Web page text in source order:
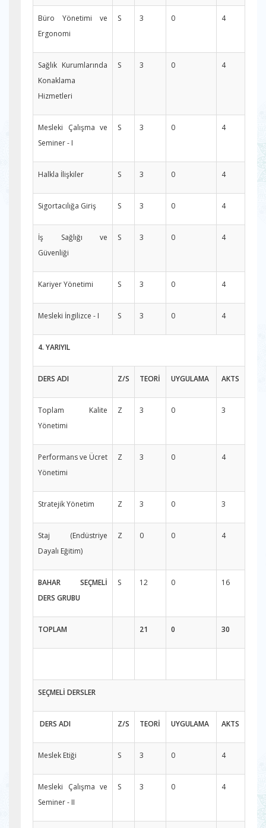
Büro Yönetimi ve
Ergonomi
S 3 0 4
Sağlık Kurumlarında
Konaklama
Hizmetleri
S 3 0 4
Mesleki Çalışma ve
Seminer - I
S 3 0 4
Halkla İlişkiler S 3 0 4
Sigortacılığa Giriş S 3 0 4
İş Sağlığı ve
Güvenliği
S 3 0 4
Kariyer Yönetimi S 3 0 4
Mesleki İngilizce - I S 3 0 4
4. YARIYIL
DERS ADI Z/S TEORİ UYGULAMA AKTS
Toplam Kalite
Yönetimi
Z 3 0 3
Performans ve Ücret
Yönetimi
Z 3 0 4
Stratejik Yönetim Z 3 0 3
Staj (Endüstriye
Dayalı Eğitim)
Z 0 0 4
BAHAR SEÇMELİ
DERS GRUBU
S 12 0 16
TOPLAM 21 0 30
SEÇMELİ DERSLER
DERS ADI Z/S TEORİ UYGULAMA AKTS
Meslek Etiği S 3 0 4
Mesleki Çalışma ve
Seminer - II
S 3 0 4